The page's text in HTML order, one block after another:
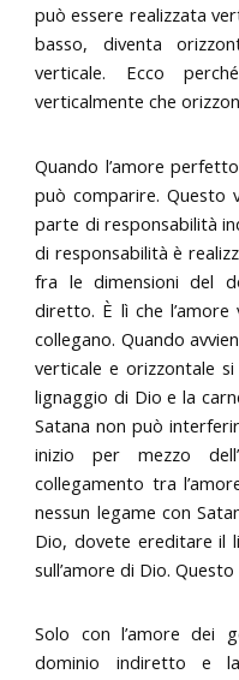
può essere realizzata
basso, diventa
verticale. Ecco
verticalmente che
Quando l’amore
può comparire. Questo
parte di responsabilità
di responsabilità è
fra le dimensioni del
diretto. È lì che l’amore
collegano. Quando
verticale e orizzontale
lignaggio di Dio e la
Satana non può
inizio per mezzo
collegamento tra
nessun legame con
Dio, dovete ereditare il
sull’amore di Dio.
Solo con l’amore dei
dominio indiretto e